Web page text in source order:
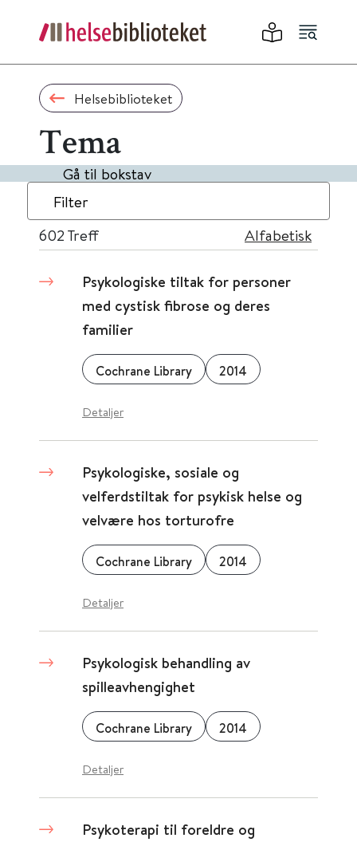
Helsebiblioteket
Tema
Gå til bokstav
Filter
602 Treff Alfabetisk
Psykologiske tiltak for personer
med cystisk fibrose og deres
familier
Cochrane Library 2014
Detaljer
Psykologiske, sosiale og
velferdstiltak for psykisk helse og
velvære hos torturofre
Cochrane Library 2014
Detaljer
Psykologisk behandling av
spilleavhengighet
Cochrane Library 2014
Detaljer
Psykoterapi til foreldre og